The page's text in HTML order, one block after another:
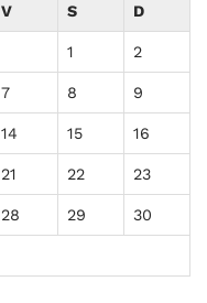
V S D
1 2
7 8 9
14 15 16
21 22 23
28 29 30